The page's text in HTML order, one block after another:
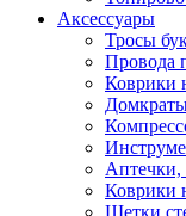
Аксессуары
Тросы
Провода
Коврики
Аптечки,
Коврики
Щетки